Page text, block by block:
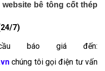
bê tông cốt thép
7)
báo giá đến:
chúng tôi gọi điện tư vấn